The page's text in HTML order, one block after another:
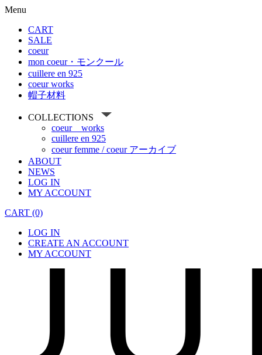
Menu
CART
SALE
coeur
mon coeur・モンクール
cuillere en 925
coeur works
帽子材料
COLLECTIONS
coeur works
cuillere en 925
coeur femme / coeur アーカイブ
ABOUT
NEWS
LOG IN
MY ACCOUNT
CART (0)
LOG IN
CREATE AN ACCOUNT
MY ACCOUNT